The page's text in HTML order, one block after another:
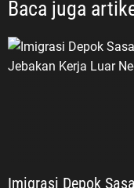
Baca juga
Imigrasi Depok